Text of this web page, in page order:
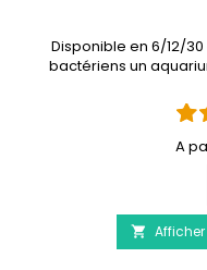
Disponible en 6/12/
bactériens un
